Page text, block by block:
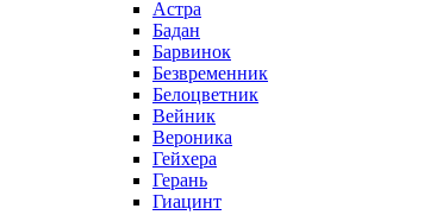
Астра
Бадан
Барвинок
Безвременник
Белоцветник
Вейник
Вероника
Гейхера
Герань
Гиацинт